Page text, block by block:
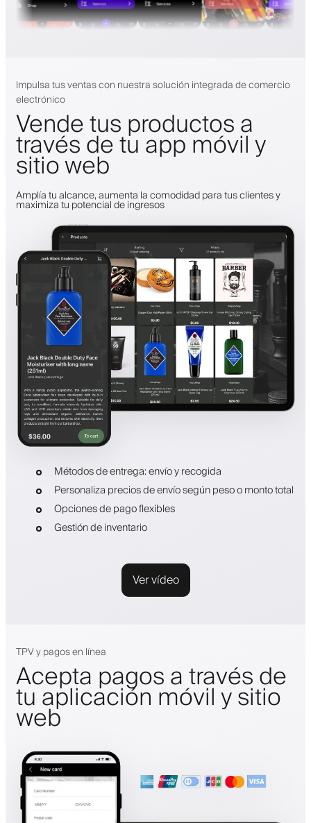
Impulsa tus ventas con nuestra solución integrada de comercio
electrónico
Vende tus productos a
través de tu app móvil y
sitio web
Amplía tu alcance, aumenta la comodidad para tus clientes y
maximiza tu potencial de ingresos
Métodos de entrega: envío y recogida
Personaliza precios de envío según peso o monto total
Opciones de pago flexibles
Gestión de inventario
Ver vídeo
TPV y pagos en línea
Acepta pagos a través de
tu aplicación móvil y sitio
web